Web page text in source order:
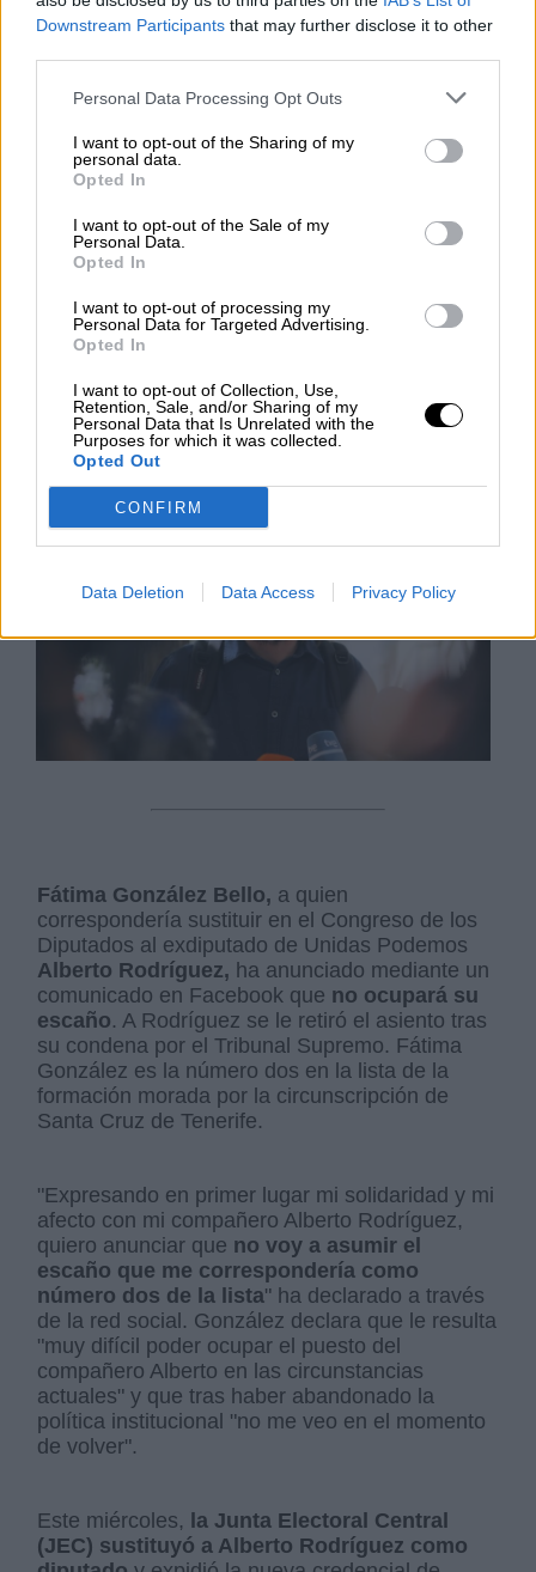
Downstream Participants that may further disclose it to other
Personal Data Processing Opt Outs
I want to opt-out of the Sharing of my
personal data.
Opted In
I want to opt-out of the Sale of my
Personal Data.
Opted In
I want to opt-out of processing my
Personal Data for Targeted Advertising.
Opted In
I want to opt-out of Collection, Use,
Retention, Sale, and/or Sharing of my
Personal Data that Is Unrelated with the
Purposes for which it was collected.
Opted Out
CONFIRM
Data Deletion Data Access Privacy Policy
Rodríguez en el Congreso no
ocupará su escaño
La sustituta de Alberto Rodríguez en el Congreso,
a ocupar el asiento de su compañero de
formación. El exdiputado de Unidas Podemos
perdió su escaño tras ser condenado por el
Tribunal Supremo por un atentado a agentes de la
autoridad. Fátima González ha comunicado su
decisión mediante un mensaje de Facebook en el
rodea al exdiputado, que ha calificado de "ataque
a la democracia".
AUTOR SANDRA GONZÁLEZ
Mas artículos del mismo autor/a
JUEVES, 28 OCTUBRE 2021
Fátima González Bello, a quien
correspondería sustituir en el Congreso de los
Diputados al exdiputado de Unidas Podemos
Alberto Rodríguez, ha anunciado mediante un
comunicado en Facebook que no ocupará su
escaño. A Rodríguez se le retiró el asiento tras
su condena por el Tribunal Supremo. Fátima
González es la número dos en la lista de la
formación morada por la circunscripción de
Santa Cruz de Tenerife.
"Expresando en primer lugar mi solidaridad y mi
afecto con mi compañero Alberto Rodríguez,
quiero anunciar que no voy a asumir el
escaño que me correspondería como
número dos de la lista" ha declarado a través
de la red social. González declara que le resulta
"muy difícil poder ocupar el puesto del
compañero Alberto en las circunstancias
actuales" y que tras haber abandonado la
política institucional "no me veo en el momento
de volver".
Este miércoles, la Junta Electoral Central
(JEC) sustituyó a Alberto Rodríguez como